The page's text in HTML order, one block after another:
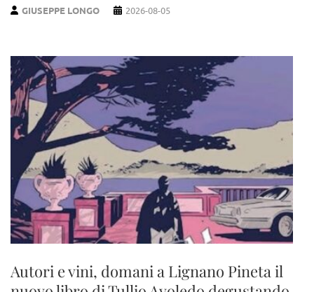
GIUSEPPE LONGO 2026-08-05
Autori e vini, domani a Lignano Pineta il